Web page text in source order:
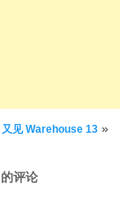
又见 Warehouse 13»
评论